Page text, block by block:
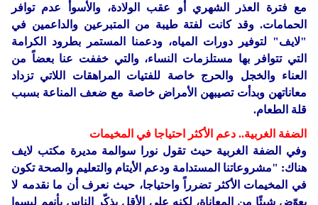
مع فترة العذر الشهري أو عقب الولادة، والأسوأ عدم توافر
الحمامات. وقد كانت لفتة طيبة من المتبرعين والداعمين في
"لايف" لتوفير دورات المياه، ودعمنا المستمر بطرود الكرامة
التي تتوافر بها مستلزمات النساء، والتي خففت عنا بعضاً من
العناء والخجل والحرج خاصة للفتيات المراهقات اللاتي تزداد
معاناتهن وبدأت تصيبهن الأمراض خاصة مع ضعف المناعة بسبب
قلة الطعام.
الضفة الغربية.. دعم الأكثر احتياجا في المخيمات
وفي الضفة الغربية حيث تقول نورا سوالمة مديرة مكتب لايف
هناك: "مشروعاتنا المستدامة ودعم الأيتام والتعليم والصحة تكون
في المخيمات الأكثر تضرراً واحتياجا، حيث نعرف أن ما نقدمه لا
يعوّض شيئًا من المعاناة، لكنه على الأقل يذكّر الناس بأنهم ليسوا